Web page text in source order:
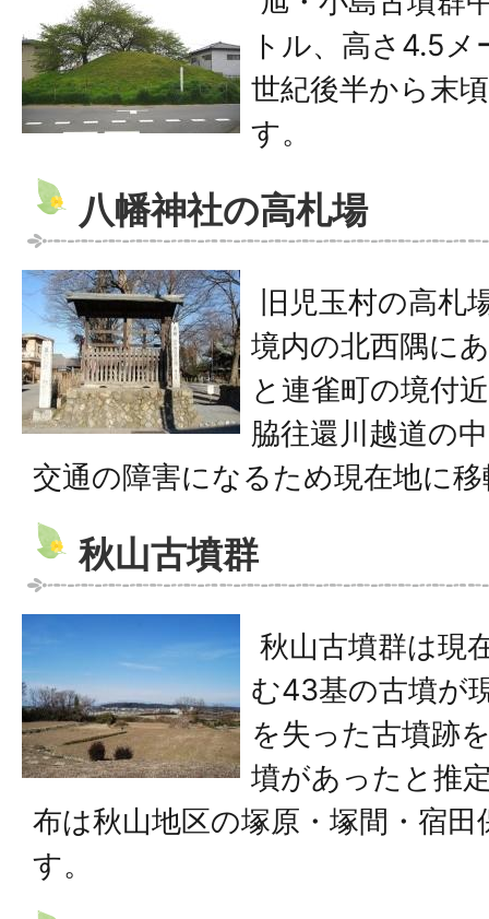
トル、高さ4.5
世紀後半から末
す。
八幡神社の高札場
旧児玉村の高札
境内の北西隅に
と連雀町の境付
脇往還川越道の
交通の障害になるため現在地に
秋山古墳群
秋山古墳群は現
む43基の古墳が
を失った古墳跡
墳があったと推
布は秋山地区の塚原・塚間・宿
す。